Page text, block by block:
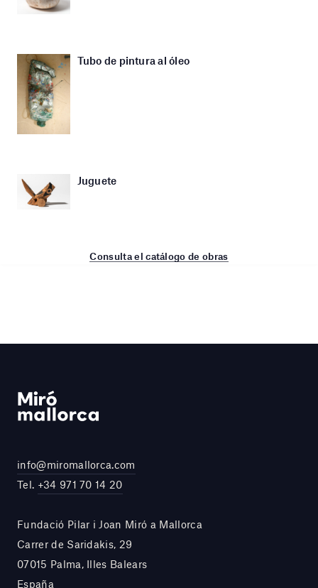
Tubo de pintura al óleo
Juguete
Consulta el catálogo de obras
info@miromallorca.com
Tel. +34 971 70 14 20
Fundació Pilar i Joan Miró a Mallorca
Carrer de Saridakis, 29
07015 Palma, Illes Balears
España